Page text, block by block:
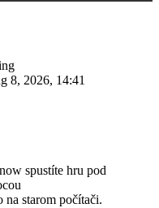
8, 2026, 14:41
spustíte hru pod
starom počítači.